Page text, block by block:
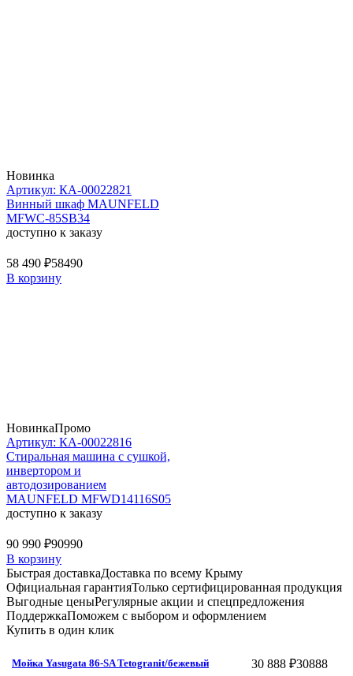
Новинка
Артикул: КА-00022821
Винный шкаф MAUNFELD
MFWC-85SB34
доступно к заказу
58 490 ₽58490
В корзину
НовинкаПромо
Артикул: КА-00022816
Стиральная машина c сушкой,
инвертором и
автодозированием
MAUNFELD MFWD14116S05
доступно к заказу
90 990 ₽90990
В корзину
Быстрая доставкаДоставка по всему Крыму
Официальная гарантияТолько сертифицированная продукция
Выгодные ценыРегулярные акции и спецпредложения
ПоддержкаПоможем с выбором и оформлением
Купить в один клик
Мойка Yasugata 86-SA Tetogranit/бежевый 30 888 ₽30888